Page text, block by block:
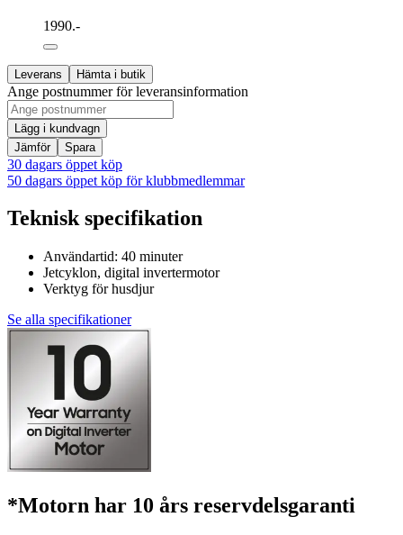
1990.-
Leverans Hämta i butik
Ange postnummer för leveransinformation
Lägg i kundvagn
Jämför
Spara
30 dagars öppet köp
50 dagars öppet köp för klubbmedlemmar
Teknisk specifikation
Användartid: 40 minuter
Jetcyklon, digital invertermotor
Verktyg för husdjur
Se alla specifikationer
*Motorn har 10 års reservdelsgaranti